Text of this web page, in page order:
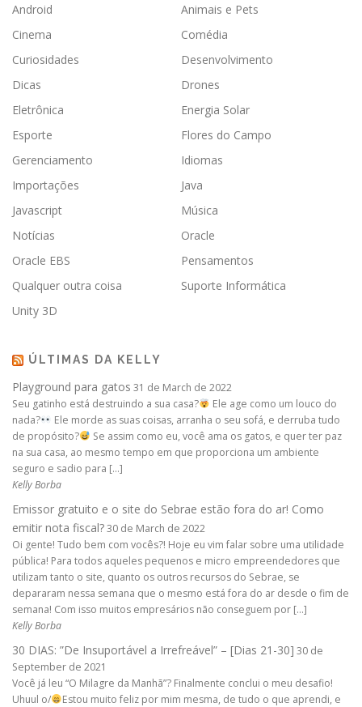
Android
Animais e Pets
Cinema
Comédia
Curiosidades
Desenvolvimento
Dicas
Drones
Eletrônica
Energia Solar
Esporte
Flores do Campo
Gerenciamento
Idiomas
Importações
Java
Javascript
Música
Notícias
Oracle
Oracle EBS
Pensamentos
Qualquer outra coisa
Suporte Informática
Unity 3D
ÚLTIMAS DA KELLY
Playground para gatos 31 de March de 2022
Seu gatinho está destruindo a sua casa?
Ele age como um louco do
nada?
Ele morde as suas coisas, arranha o seu sofá, e derruba tudo
de propósito?
Se assim como eu, você ama os gatos, e quer ter paz
na sua casa, ao mesmo tempo em que proporciona um ambiente
seguro e sadio para […]
Kelly Borba
Emissor gratuito e o site do Sebrae estão fora do ar! Como
emitir nota fiscal?30 de March de 2022
Oi gente! Tudo bem com vocês?! Hoje eu vim falar sobre uma utilidade
pública! Para todos aqueles pequenos e micro empreendedores que
utilizam tanto o site, quanto os outros recursos do Sebrae, se
depararam nessa semana que o mesmo está fora do ar desde o fim de
semana! Com isso muitos empresários não conseguem por […]
Kelly Borba
30 DIAS: ”De Insuportável a Irrefreável” – [Dias 21-30] 30 de
September de 2021
Você já leu “O Milagre da Manhã”? Finalmente conclui o meu desafio!
Uhuul o/
Estou muito feliz por mim mesma, de tudo o que aprendi, e